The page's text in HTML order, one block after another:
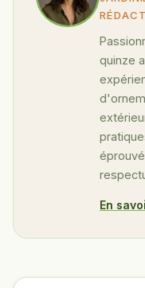
quinze
En